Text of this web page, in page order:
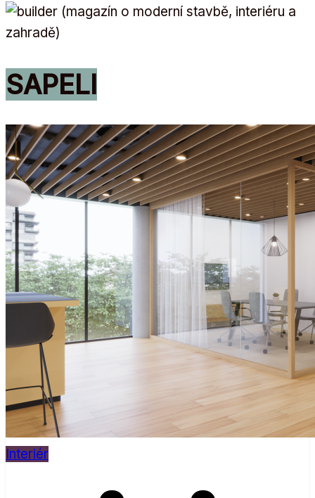
SAPELI
Interiér